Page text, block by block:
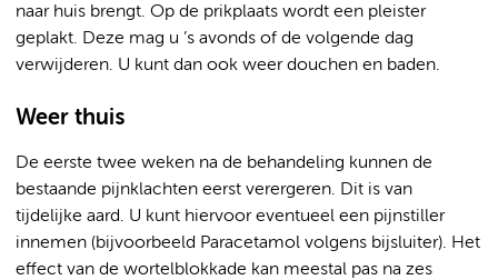
naar huis brengt. Op de prikplaats wordt een pleister
geplakt. Deze mag u ’s avonds of de volgende dag
verwijderen. U kunt dan ook weer douchen en baden.
Weer thuis
De eerste twee weken na de behandeling kunnen de
bestaande pijnklachten eerst verergeren. Dit is van
tijdelijke aard. U kunt hiervoor eventueel een pijnstiller
innemen (bijvoorbeeld Paracetamol volgens bijsluiter). Het
effect van de wortelblokkade kan meestal pas na zes